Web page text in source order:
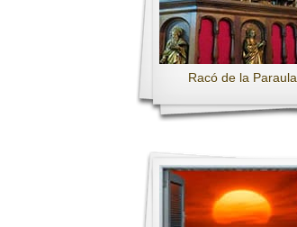
Racó de la Paraula